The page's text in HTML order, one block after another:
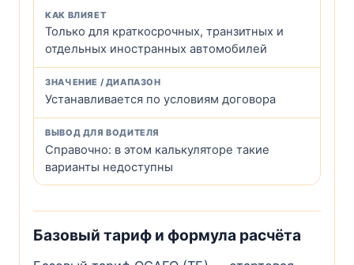
Только для краткосрочных, транзитных и
отдельных иностранных автомобилей
Устанавливается по условиям договора
Справочно: в этом калькуляторе такие
варианты недоступны
Базовый тариф и формула расчёта